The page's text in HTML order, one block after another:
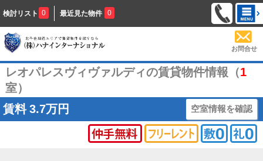
検討リスト 0 最近見た物件 0
お問合せ
レオパレスヴィヴァルディの賃貸物件情報（1
室）
賃料 3.7万円 空室情報を確認